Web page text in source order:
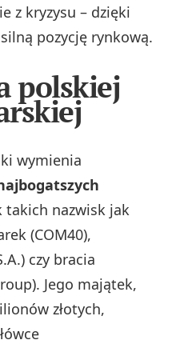
z kryzysu – dzięki
pozycję rynkową.
polskiej
wymienia
takich nazwisk jak
(COM40),
czy bracia
Jego majątek,
złotych,